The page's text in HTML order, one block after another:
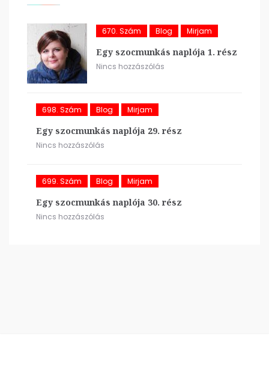
670. Szám Blog Mirjam
Egy szocmunkás naplója 1. rész
Nincs hozzászólás
698. Szám Blog Mirjam
Egy szocmunkás naplója 29. rész
Nincs hozzászólás
699. Szám Blog Mirjam
Egy szocmunkás naplója 30. rész
Nincs hozzászólás